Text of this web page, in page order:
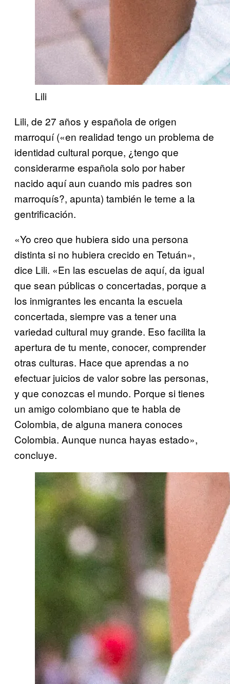
Lili
Lili, de 27 años y española de origen
marroquí («en realidad tengo un problema de
identidad cultural porque, ¿tengo que
considerarme española solo por haber
nacido aquí aun cuando mis padres son
marroquís?, apunta) también le teme a la
gentrificación.
«Yo creo que hubiera sido una persona
distinta si no hubiera crecido en Tetuán»,
dice Lili. «En las escuelas de aquí, da igual
que sean públicas o concertadas, porque a
los inmigrantes les encanta la escuela
concertada, siempre vas a tener una
variedad cultural muy grande. Eso facilita la
apertura de tu mente, conocer, comprender
otras culturas. Hace que aprendas a no
efectuar juicios de valor sobre las personas,
y que conozcas el mundo. Porque si tienes
un amigo colombiano que te habla de
Colombia, de alguna manera conoces
Colombia. Aunque nunca hayas estado»,
concluye.